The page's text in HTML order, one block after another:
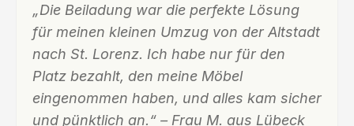
„Die Beiladung war die perfekte Lösung
für meinen kleinen Umzug von der Altstadt
nach St. Lorenz. Ich habe nur für den
Platz bezahlt, den meine Möbel
eingenommen haben, und alles kam sicher
und pünktlich an.“ – Frau M. aus Lübeck